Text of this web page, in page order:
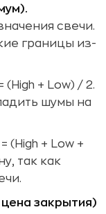
свечи.
границы из-
(High + Low) / 2.
шумы на
= (High + Low +
так как
закрытия)